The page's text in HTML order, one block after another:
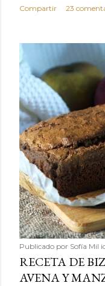
Compartir 23
Publicado por Sofía Mil
RECETA DE
AVENA Y